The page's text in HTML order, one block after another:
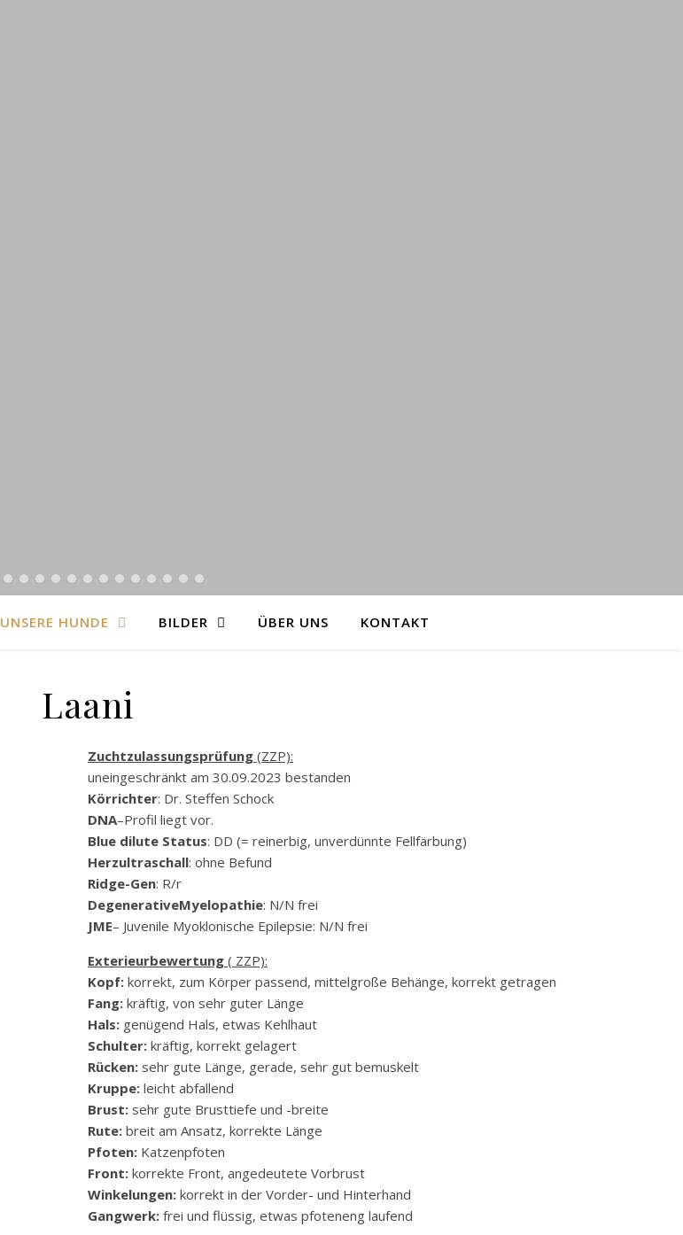
UNSERE HUNDE BILDER ÜBER UNS KONTAKT
Laani
Zuchtzulassungsprüfung (ZZP):
uneingeschränkt am 30.09.2023 bestanden
Körrichter: Dr. Steffen Schock
DNA–Profil liegt vor.
Blue dilute Status: DD (= reinerbig, unverdünnte Fellfärbung)
Herzultraschall: ohne Befund
Ridge-Gen: R/r
DegenerativeMyelopathie: N/N frei
JME– Juvenile Myoklonische Epilepsie: N/N frei
Exterieurbewertung ( ZZP):
Kopf: korrekt, zum Körper passend, mittelgroße Behänge, korrekt getragen
Fang: kräftig, von sehr guter Länge
Hals: genügend Hals, etwas Kehlhaut
Schulter: kräftig, korrekt gelagert
Rücken: sehr gute Länge, gerade, sehr gut bemuskelt
Kruppe: leicht abfallend
Brust: sehr gute Brusttiefe und -breite
Rute: breit am Ansatz, korrekte Länge
Pfoten: Katzenpfoten
Front: korrekte Front, angedeutete Vorbrust
Winkelungen: korrekt in der Vorder- und Hinterhand
Gangwerk: frei und flüssig, etwas pfoteneng laufend